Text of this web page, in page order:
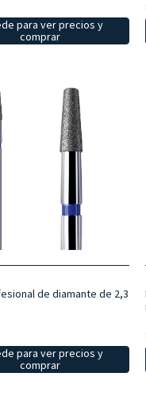
para ver precios y
comprar
de diamante de 2,3
para ver precios y
comprar